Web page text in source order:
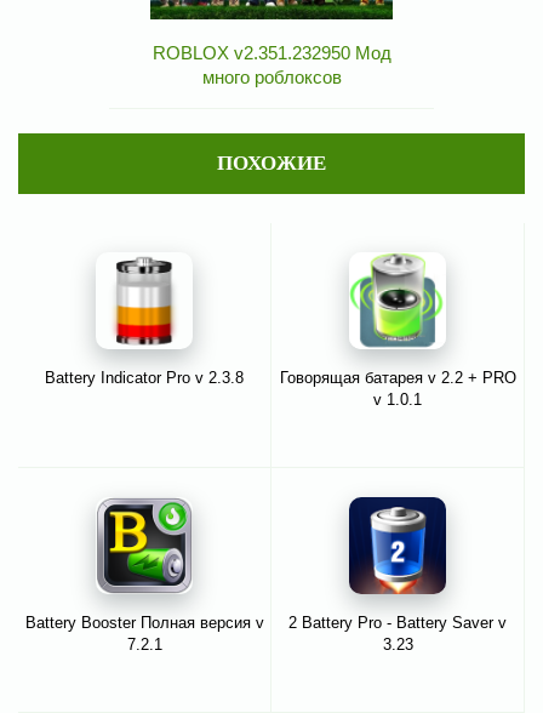
ROBLOX v2.351.232950 Мод
много роблоксов
ПОХОЖИЕ
Battery Indicator Pro v 2.3.8
Говорящая батарея v 2.2 + PRO
v 1.0.1
Battery Booster Полная версия v
7.2.1
2 Battery Pro - Battery Saver v
3.23